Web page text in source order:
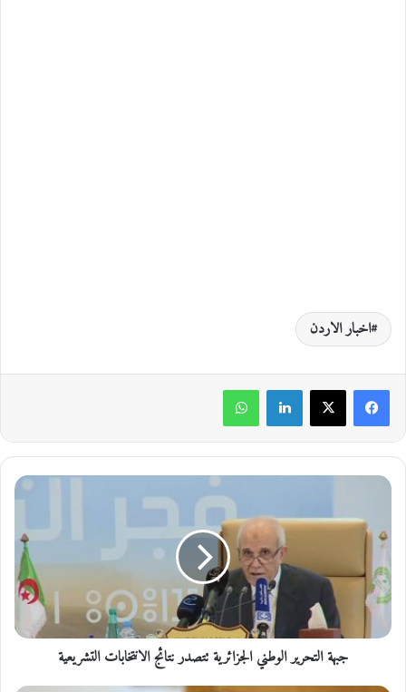
اخبار الاردن
ج
ة
ل
ت
ر
جبهة التحرير الوطني الجزائرية تتصدر نتائج الانتخابات التشريعية